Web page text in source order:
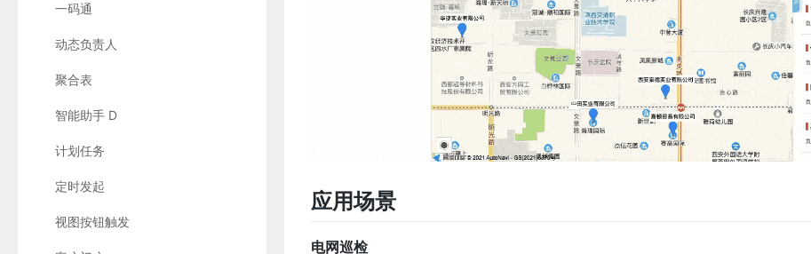
一码通
动态负责人
聚合表
智能助手 D
计划任务
定时发起
视图按钮触发
应用场景
电网巡检